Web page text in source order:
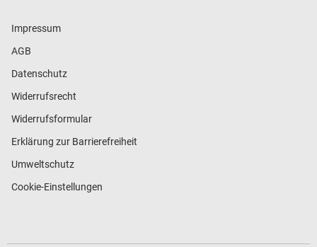
Impressum
AGB
Datenschutz
Widerrufsrecht
Widerrufsformular
Erklärung zur Barrierefreiheit
Umweltschutz
Cookie-Einstellungen